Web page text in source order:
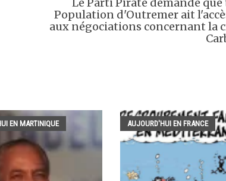
Population d'Outremer ait
aux négociations concernant la
EN MARTINIQUE AUJOURD'HUI EN FRANCE